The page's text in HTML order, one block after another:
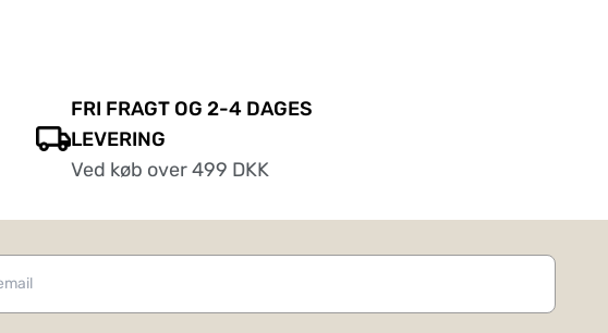
FRI FRAGT OG 2-4 DAGES
LEVERING
Ved køb over 499 DKK